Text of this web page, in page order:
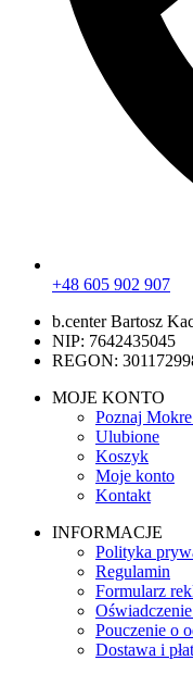
+48 605 902 907
b.center Bartosz
NIP: 7642435045
REGON:
MOJE KONTO
Poznaj
Ulubione
Koszyk
Moje konto
Kontakt
INFORMACJE
Polityka
Regulamin
Formularz
Pouczenie o
Dostawa i